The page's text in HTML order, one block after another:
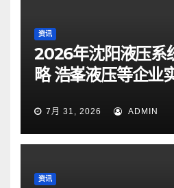
资讯
2026年沈阳液压系
略 浩峯液压等企业
7月 31, 2026 ADMIN
资讯